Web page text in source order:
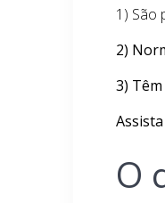
1) São
2)
3)
O